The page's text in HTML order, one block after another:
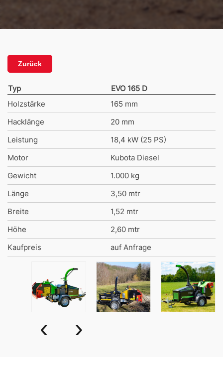
Zurück
Typ
EVO 165 D
Holzstärke
165 mm
Hacklänge
20 mm
Leistung
18,4 kW (25 PS)
Motor
Kubota Diesel
Gewicht
1.000 kg
Länge
3,50 mtr
Breite
1,52 mtr
Höhe
2,60 mtr
Kaufpreis
auf Anfrage
‹ ›